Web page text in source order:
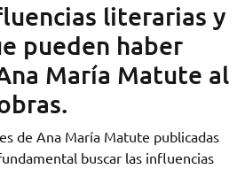
literarias y
pueden haber
María Matute al
de Ana María Matute publicadas
buscar las influencias